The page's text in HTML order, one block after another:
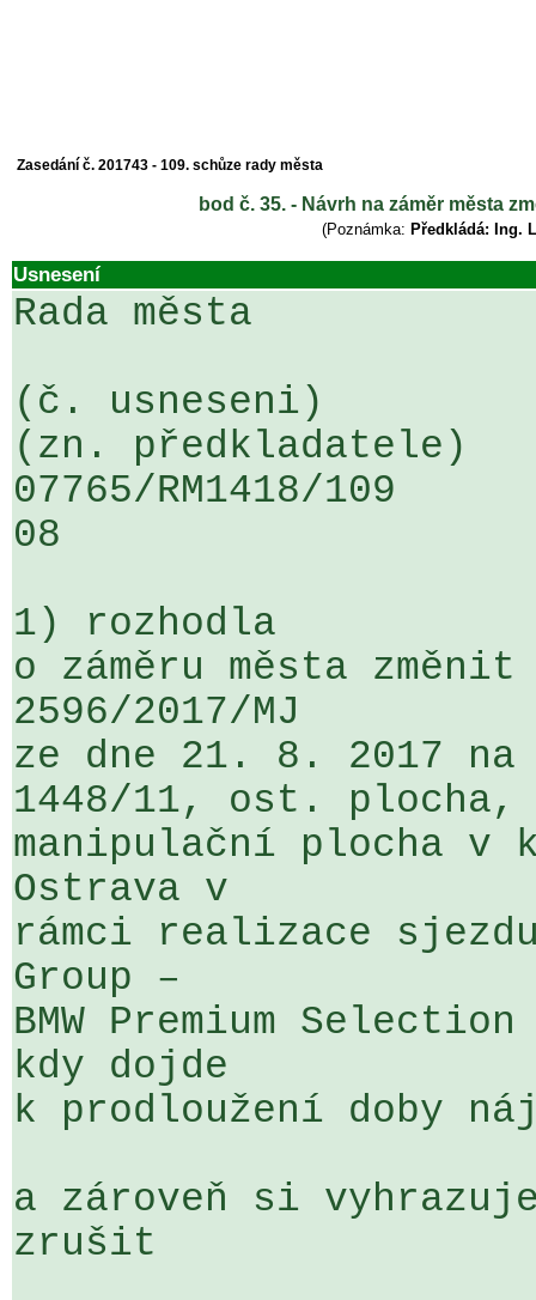
Zasedání č. 201743 - 109. schůze rady města
bod č. 35. - Návrh na záměr města
(Poznámka: Předkládá: Ing.
Usnesení
Rada města
(č. usneseni)
(zn. předkladatele)
07765/RM1418/
08
1) rozhodla
o záměru města
2596/2017/MJ
ze dne 21. 8. 2017
1448/11, ost.
manipulační plocha
Ostrava v
rámci realizace
Group –
BMW Premium
kdy dojde
k prodloužení doby
a zároveň si
zrušit